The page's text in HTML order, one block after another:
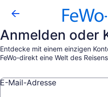
Anmelden oder
Entdecke mit einem einzigen
FeWo-direkt eine Welt des
E-Mail-Adresse